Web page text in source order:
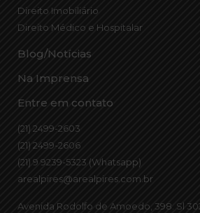
Direito Imobiliário
Direito Médico e Hospitalar
Blog/Notícias
Na Imprensa
Entre em contato
(21) 2499-2603
(21) 2499-2606
(21) 9 9239-5323 (Whatsapp)
arealpires@arealpires.com.br
Avenida Rodolfo de Amoedo, 398. Sl